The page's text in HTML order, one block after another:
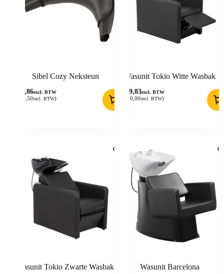
Sibel Cozy Neksteun
26,86excl. BTW
32,50incl. BTW)
Wasunit Tokio Witte Wasbak
619,83excl. BTW
750,00incl. BTW)
Wasunit Tokio Zwarte Wasbak Wasunit Barcelona